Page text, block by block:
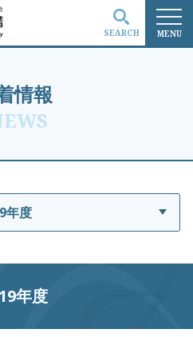
MENU
SEARCH
情報
年度
年度